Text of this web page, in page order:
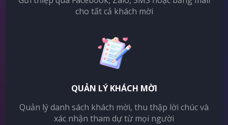
cho tất cả khách mời
QUẢN LÝ KHÁCH MỜI
Quản lý danh sách khách mời, thu thập lời chúc và
xác nhận tham dự từ mọi người